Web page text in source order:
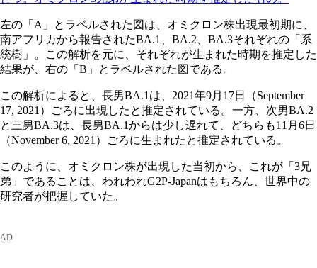
左の「A」とラベルされた図は、オミクロン株出現最初期に、
南アフリカから報告されたBA.1、BA.2、BA.3それぞれの「系
統樹」。この解析を元に、それぞれが生まれた時期を推定した
結果が、右の「B」とラベルされた図である。
この解析によると、長男BA.1は、2021年9月17日（September
17, 2021）ごろに出現したと推定されている。一方、次男BA.2
と三男BA.3は、長男BA.1からは少し遅れて、どちらも11月6日
（November 6, 2021）ごろに生まれたと推定されている。
このように、オミクロン株が出現した当初から、これが「3兄
弟」であることは、われわれG2P-Japanはもちろん、世界中の
研究者が把握していた。